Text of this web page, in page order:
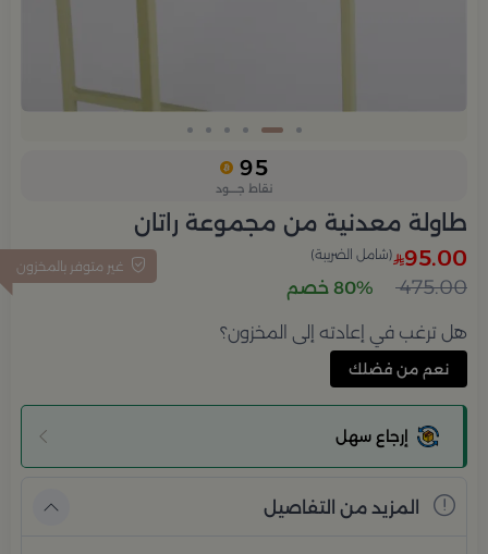
95
نقاط جــــود
طاولة معدنية من مجموعة راتان
غير متوفر بالمخزون 95.00 (شامل الضريبة)
475.00 80% خصم
هل ترغب في إعادته إلى المخزون؟
نعم من فضلك
إرجاع سهل
المزيد من التفاصيل